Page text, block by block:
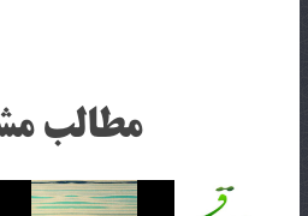
مطالب